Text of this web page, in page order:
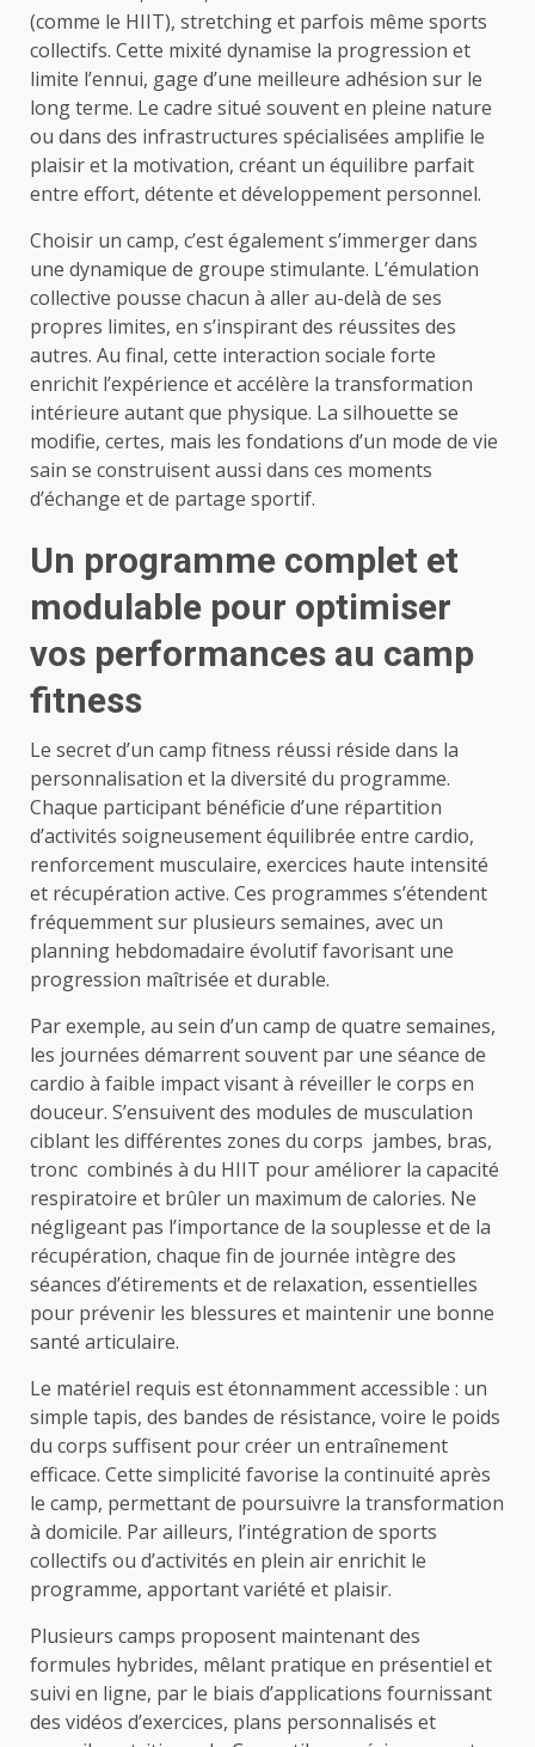
(comme le HIIT), stretching et parfois même sports
collectifs. Cette mixité dynamise la progression et
limite l’ennui, gage d’une meilleure adhésion sur le
long terme. Le cadre situé souvent en pleine nature
ou dans des infrastructures spécialisées amplifie le
plaisir et la motivation, créant un équilibre parfait
entre effort, détente et développement personnel.
Choisir un camp, c’est également s’immerger dans
une dynamique de groupe stimulante. L’émulation
collective pousse chacun à aller au-delà de ses
propres limites, en s’inspirant des réussites des
autres. Au final, cette interaction sociale forte
enrichit l’expérience et accélère la transformation
intérieure autant que physique. La silhouette se
modifie, certes, mais les fondations d’un mode de vie
sain se construisent aussi dans ces moments
d’échange et de partage sportif.
Un programme complet et
modulable pour optimiser
vos performances au camp
fitness
Le secret d’un camp fitness réussi réside dans la
personnalisation et la diversité du programme.
Chaque participant bénéficie d’une répartition
d’activités soigneusement équilibrée entre cardio,
renforcement musculaire, exercices haute intensité
et récupération active. Ces programmes s’étendent
fréquemment sur plusieurs semaines, avec un
planning hebdomadaire évolutif favorisant une
progression maîtrisée et durable.
Par exemple, au sein d’un camp de quatre semaines,
les journées démarrent souvent par une séance de
cardio à faible impact visant à réveiller le corps en
douceur. S’ensuivent des modules de musculation
ciblant les différentes zones du corps jambes, bras,
tronc combinés à du HIIT pour améliorer la capacité
respiratoire et brûler un maximum de calories. Ne
négligeant pas l’importance de la souplesse et de la
récupération, chaque fin de journée intègre des
séances d’étirements et de relaxation, essentielles
pour prévenir les blessures et maintenir une bonne
santé articulaire.
Le matériel requis est étonnamment accessible : un
simple tapis, des bandes de résistance, voire le poids
du corps suffisent pour créer un entraînement
efficace. Cette simplicité favorise la continuité après
le camp, permettant de poursuivre la transformation
à domicile. Par ailleurs, l’intégration de sports
collectifs ou d’activités en plein air enrichit le
programme, apportant variété et plaisir.
Plusieurs camps proposent maintenant des
formules hybrides, mêlant pratique en présentiel et
suivi en ligne, par le biais d’applications fournissant
des vidéos d’exercices, plans personnalisés et